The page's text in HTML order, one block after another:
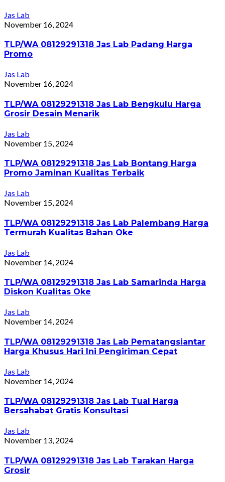
Jas Lab
November 16, 2024
TLP/WA 08129291318 Jas Lab Padang Harga
Promo
Jas Lab
November 16, 2024
TLP/WA 08129291318 Jas Lab Bengkulu Harga
Grosir Desain Menarik
Jas Lab
November 15, 2024
TLP/WA 08129291318 Jas Lab Bontang Harga
Promo Jaminan Kualitas Terbaik
Jas Lab
November 15, 2024
TLP/WA 08129291318 Jas Lab Palembang Harga
Termurah Kualitas Bahan Oke
Jas Lab
November 14, 2024
TLP/WA 08129291318 Jas Lab Samarinda Harga
Diskon Kualitas Oke
Jas Lab
November 14, 2024
TLP/WA 08129291318 Jas Lab Pematangsiantar
Harga Khusus Hari Ini Pengiriman Cepat
Jas Lab
November 14, 2024
TLP/WA 08129291318 Jas Lab Tual Harga
Bersahabat Gratis Konsultasi
Jas Lab
November 13, 2024
TLP/WA 08129291318 Jas Lab Tarakan Harga
Grosir